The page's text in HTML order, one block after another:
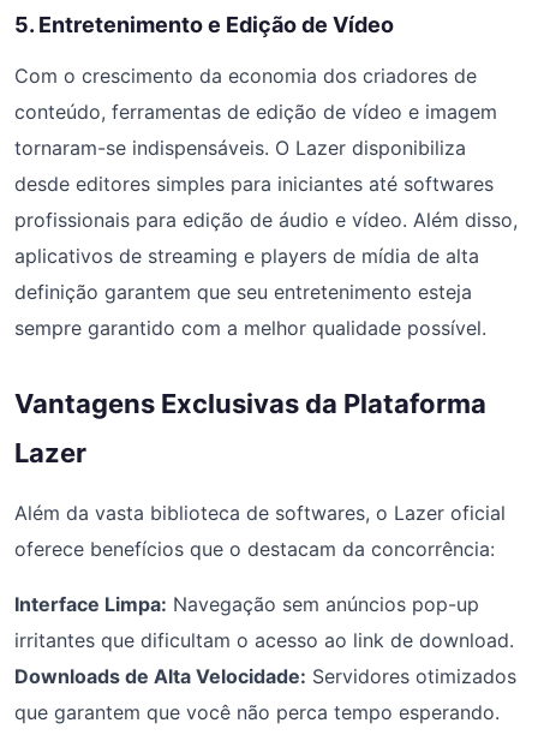
5. Entretenimento e Edição de Vídeo
Com o crescimento da economia dos criadores de
conteúdo, ferramentas de edição de vídeo e imagem
tornaram-se indispensáveis. O Lazer disponibiliza
desde editores simples para iniciantes até softwares
profissionais para edição de áudio e vídeo. Além disso,
aplicativos de streaming e players de mídia de alta
definição garantem que seu entretenimento esteja
sempre garantido com a melhor qualidade possível.
Vantagens Exclusivas da Plataforma
Lazer
Além da vasta biblioteca de softwares, o Lazer oficial
oferece benefícios que o destacam da concorrência:
Interface Limpa: Navegação sem anúncios pop-up
irritantes que dificultam o acesso ao link de download.
Downloads de Alta Velocidade: Servidores otimizados
que garantem que você não perca tempo esperando.